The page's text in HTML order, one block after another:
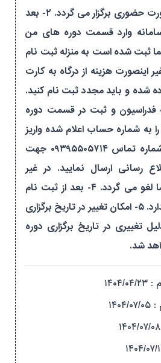
با سلام ۱- دوره به صورت حضوری برگزار می گردد. ۲- بعد
وارد قسمت دوره های من
ثبت شده است به منزله ثبت نام
اینصورت هزینه از درگاه به کارت
شده و باید مجدد ثبت نام کنید.
فدراسیون و ثبت در قسمت دوره
به شماره حساب اعلام شده واریز
و فیش واریزی را به شماره تماس ۰۹۳۹۵۵۰۵۷۱۴ جهت
رسانی ارسال نمایید. در غیر
اینصورت ثبت نام شما لغو می گردد. ۴- بعد از ثبت نام
امکان انصراف وجود ندارد. ۵- امکان تغییر در تاریخ برگزاری
تغییری در تاریخ برگزاری دوره
شد.
: ۱۴۰۴/۰۴/۲۳
: ۱۴۰۴/۰۷/۰۵
۱۴۰۴/۰۷/۰۸
۰۷/۱۱